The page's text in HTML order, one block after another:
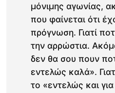
μόνιμης αγωνίας,
που φαίνεται ότι
πρόγνωση. Γιατί
την αρρώστια.
δεν θα σου πουν
εντελώς καλά».
το «εντελώς και